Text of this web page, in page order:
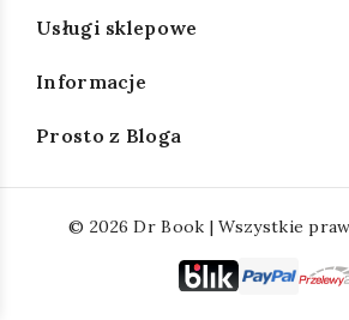
Usługi sklepowe
Informacje
Prosto z Bloga
© 2026 Dr Book | Wszystkie